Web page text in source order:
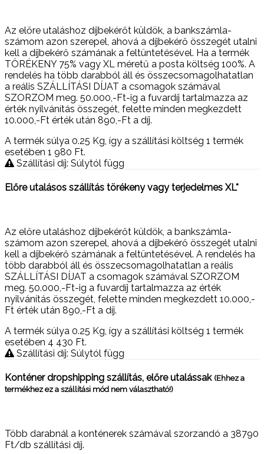
Az előre utaláshoz díjbekérőt küldök, a bankszámla-
számom azon szerepel, ahová a díjbekérő összegét utalni
kell a díjbekérő számának a feltüntetésével. Ha a termék
TÖRÉKENY 75% vagy XL méretű a posta költség 100%. A
rendelés ha több darabból áll és összecsomagolhatatlan
a reális SZÁLLÍTÁSI DÍJAT a csomagok számával
SZORZOM meg. 50.000,-Ft-ig a fuvardíj tartalmazza az
érték nyilvánítás összegét, felette minden megkezdett
10.000,-Ft érték után 890,-Ft a díj.
A termék súlya 0.25 Kg , így a szállítási költség 1 termék
esetében 1 980 Ft.
Szállítási díj: Súlytól függ
Előre utalásos szállítás törékeny vagy terjedelmes XL*
Az előre utaláshoz díjbekérőt küldök, a bankszámla-
számom azon szerepel, ahová a díjbekérő összegét utalni
kell a díjbekérő számának a feltüntetésével. A rendelés ha
több darabból áll és összecsomagolhatatlan a reális
SZÁLLÍTÁSI DÍJAT a csomagok számával SZORZOM
meg. 50.000,-Ft-ig a fuvardíj tartalmazza az érték
nyilvánítás összegét, felette minden megkezdett 10.000,-
Ft érték után 890,-Ft a díj.
A termék súlya 0.25 Kg, így a szállítási költség 1 termék
esetében 4 430 Ft.
Szállítási díj: Súlytól függ
Konténer dropshipping szállítás, előre utalássak (Ehhez a
termékhez ez a szállítási mód nem választható!)
Több darabnál a konténerek számával szorzandó a 38790
Ft/db szállítási díj.